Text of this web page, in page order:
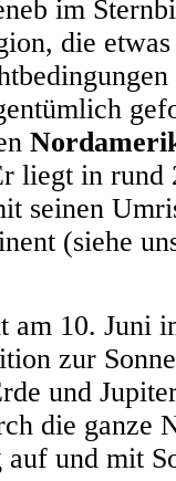
im
die
liegt in rund
seinen
(siehe
am 10. Juni
zur
und
die ganze
und mit